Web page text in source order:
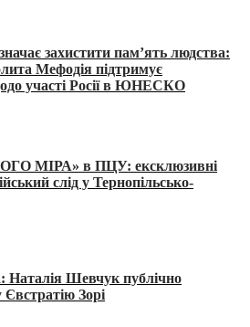
захистити пам’ять людства:
Мефодія підтримує
участі Росії в ЮНЕСКО
МІРА» в ПЦУ: ексклюзивні
слід у Тернопільсько-
Наталія Шевчук публічно
Зорі